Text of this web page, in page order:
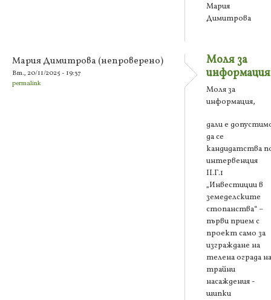
Мария
Димитрова
Мария Димитрова (непроверено)
Вт., 20/11/2025 - 19:37
permalink
Моля за
Моля за
информация,
дали е
да се
кандидатства
интервенция
ІІ.Г.1
„Инвестиции в
земеделските
стопанства“ –
първи прием с
проект само за
изграждане на
телена ограда на
трайни
насаждения -
шипки